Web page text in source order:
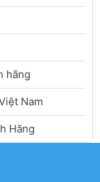
hãng
Nam
Hãng